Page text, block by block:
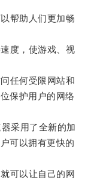
帮助人们更加畅
度，使游戏、视
任何受限网站和
保护用户的网络
采用了全新的加
可以拥有更快的
可以让自己的网